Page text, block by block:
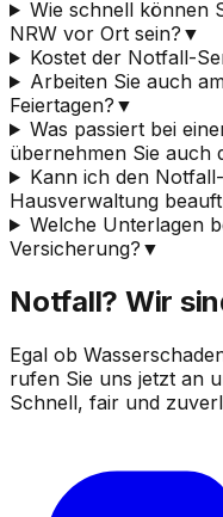
Wie schnell können
NRW vor Ort sein? ▼
Kostet der Notfall-
Arbeiten Sie auch
Feiertagen? ▼
Was passiert bei
übernehmen Sie auch
Kann ich den
Hausverwaltung
Welche Unterlagen
Versicherung? ▼
Notfall? Wir
Egal ob
rufen Sie uns jetzt an
Schnell, fair und